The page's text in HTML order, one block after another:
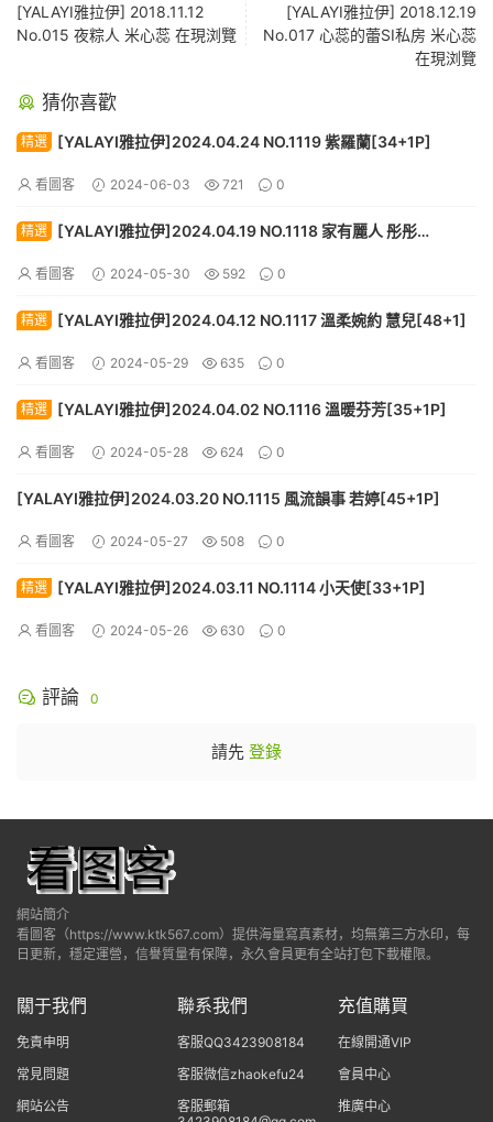
[YALAYI雅拉伊] 2018.11.12
No.015 夜粽人 米心蕊 在現浏覽
[YALAYI雅拉伊] 2018.12.19
No.017 心蕊的蕾SI私房 米心蕊
在現浏覽
猜你喜歡
精選 [YALAYI雅拉伊]2024.04.24 NO.1119 紫羅蘭[34+1P]
看圖客 2024-06-03 721 0
精選
[YALAYI雅拉伊]2024.04.19 NO.1118 家有麗人 彤彤
看圖客 2024-05-30 592 0
精選 [YALAYI雅拉伊]2024.04.12 NO.1117 溫柔婉約 慧兒[48+1]
看圖客 2024-05-29 635 0
精選 [YALAYI雅拉伊]2024.04.02 NO.1116 溫暖芬芳[35+1P]
看圖客 2024-05-28 624 0
[YALAYI雅拉伊]2024.03.20 NO.1115 風流韻事 若婷[45+1P]
看圖客 2024-05-27 508 0
精選 [YALAYI雅拉伊]2024.03.11 NO.1114 小天使[33+1P]
看圖客 2024-05-26 630 0
評論 0
請先 登錄
網站簡介
看圖客（https://www.ktk567.com）提供海量寫真素材，均無第三方水印，每
日更新，穩定運營，信譽質量有保障，永久會員更有全站打包下載權限。
關于我們
免責申明
常見問題
網站公告
聯系我們
客服QQ3423908184
客服微信zhaokefu24
客服郵箱
充值購買
在線開通VIP
會員中心
推廣中心